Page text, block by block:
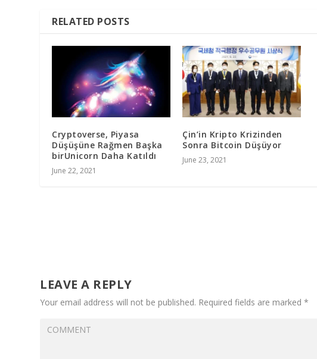
RELATED POSTS
Cryptoverse, Piyasa
Düşüşüne Rağmen Başka
birUnicorn Daha Katıldı
June 22, 2021
Çin’in Kripto Krizinden
Sonra Bitcoin Düşüyor
June 23, 2021
LEAVE A REPLY
Your email address will not be published. Required fields are marked*